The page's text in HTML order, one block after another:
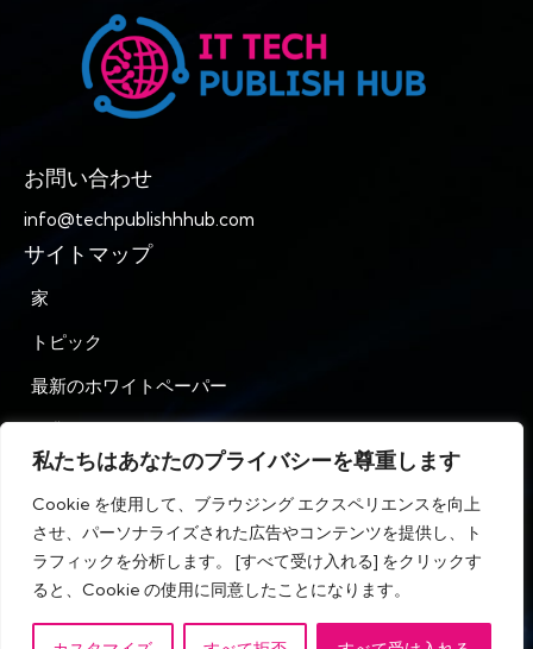
私たちはあなたのプライバシーを尊重します
Cookie を使用して、ブラウジング エクスペリエンスを向上
させ、パーソナライズされた広告やコンテンツを提供し、ト
ラフィックを分析します。 [すべて受け入れる] をクリックす
ると、Cookie の使用に同意したことになります。
お問い合わせ
info@techpublishhhub.com
サイトマップ
家
トピック
最新のホワイトペーパー
お問い合わせ
利用規約